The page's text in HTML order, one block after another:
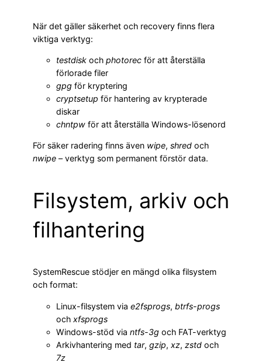
När det gäller säkerhet och recovery finns flera
viktiga verktyg:
testdisk och photorec för att återställa
förlorade filer
gpg för kryptering
cryptsetup för hantering av krypterade
diskar
chntpw för att återställa Windows-lösenord
För säker radering finns även wipe, shred och
nwipe – verktyg som permanent förstör data.
Filsystem, arkiv och
filhantering
SystemRescue stödjer en mängd olika filsystem
och format:
Linux-filsystem via e2fsprogs, btrfs-progs
och xfsprogs
Windows-stöd via ntfs-3g och FAT-verktyg
Arkivhantering med tar, gzip, xz, zstd och
7z